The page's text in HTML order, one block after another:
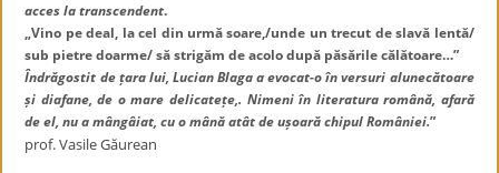
acces la transcendent.
„Vino pe deal, la cel din urmă soare,/unde un trecut de slavă lentă/
sub pietre doarme/ să strigăm de acolo după păsările călătoare…”
Îndrăgostit de țara lui, Lucian Blaga a evocat-o în versuri alunecătoare
și diafane, de o mare delicatețe,. Nimeni în literatura română, afară
de el, nu a mângâiat, cu o mână atât de ușoară chipul României.”
prof. Vasile Găurean